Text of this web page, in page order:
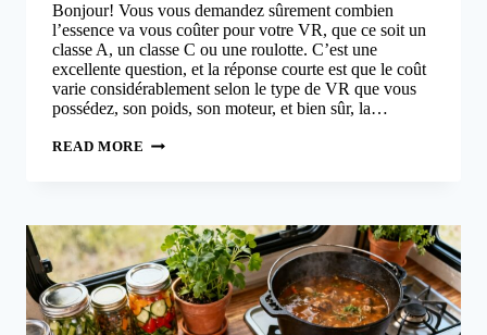
Bonjour! Vous vous demandez sûrement combien
l’essence va vous coûter pour votre VR, que ce soit un
classe A, un classe C ou une roulotte. C’est une
excellente question, et la réponse courte est que le coût
varie considérablement selon le type de VR que vous
possédez, son poids, son moteur, et bien sûr, la…
READ MORE COMPARAISON
VR
CLASSE
A,
CLASSE
C
ET
ROULOTTE